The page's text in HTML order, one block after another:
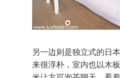
另一边则是独立式的日
来很淳朴，室内也以木